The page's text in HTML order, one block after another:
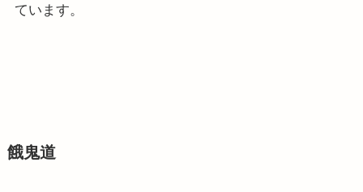
ています。
餓鬼道